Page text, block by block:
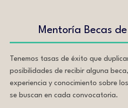
Mentoría Becas
Tenemos tasas de éxito que
posibilidades de recibir alguna
experiencia y conocimiento sobre
se buscan en cada convocatoria.